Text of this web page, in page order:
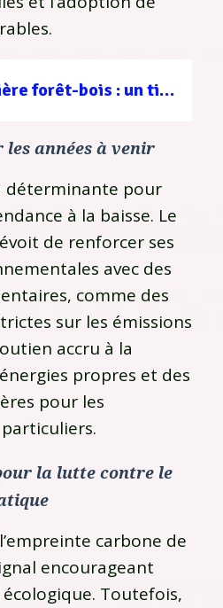
Filière forêt-bois : un tissu d’entreprises au service d’une gestion durable
les années à venir
déterminante pour
à la baisse. Le
de renforcer ses
avec des
comme des
sur les émissions
accru à la
propres et des
pour les
la lutte contre le
carbone de
encourageant
Toutefois,